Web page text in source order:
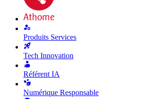
Produits Services
Tech Innovation
Référent IA
Numérique Responsable